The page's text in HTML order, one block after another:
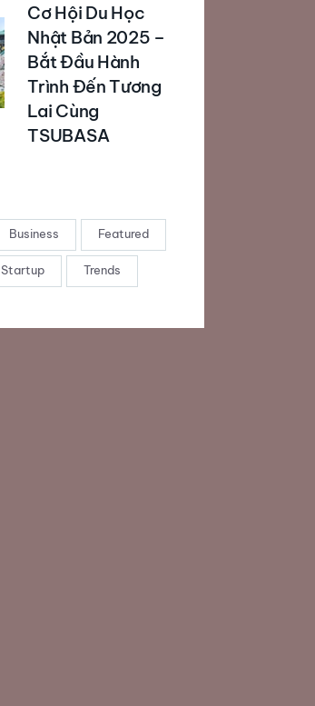
Cơ Hội Du Học
Nhật Bản 2025 –
Bắt Đầu Hành
Trình Đến Tương
Lai Cùng
TSUBASA
Business Featured
Startup Trends